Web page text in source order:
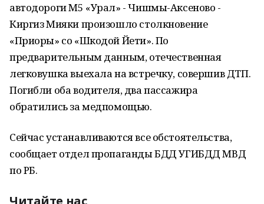
автодороги М5 «Урал» - Чишмы-Аксеново -
Киргиз Мияки произошло столкновение
«Приоры» со «Шкодой Йети». По
предварительным данным, отечественная
легковушка выехала на встречку, совершив ДТП.
Погибли оба водителя, два пассажира
обратились за медпомощью.
Сейчас устанавливаются все обстоятельства,
сообщает отдел пропаганды БДД УГИБДД МВД
по РБ.
Читайте нас